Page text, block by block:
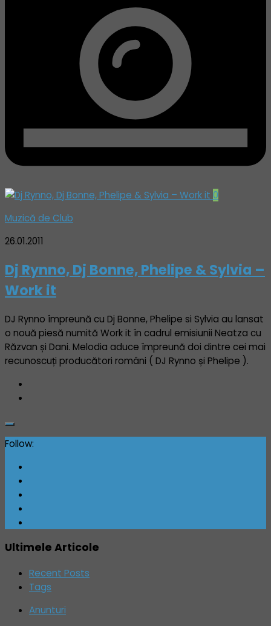
0
Muzică de Club
26.01.2011
Dj Rynno, Dj Bonne, Phelipe & Sylvia –
Work it
DJ Rynno împreună cu Dj Bonne, Phelipe si Sylvia au lansat
o nouă piesă numită Work it în cadrul emisiunii Neatza cu
Răzvan și Dani. Melodia aduce împreună doi dintre cei mai
recunoscuți producători români ( DJ Rynno și Phelipe ).
Follow:
Ultimele Articole
Recent Posts
Tags
Anunturi